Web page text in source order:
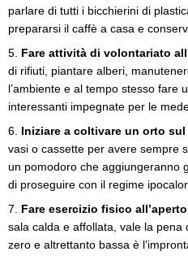
parlare di tutti i bicchierini di
prepararsi il caffè a casa e
5. Fare attività di volontariato
di rifiuti, piantare alberi,
l’ambiente e al tempo stesso fare
interessanti impegnate per le
6. Iniziare a coltivare un orto
vasi o cassette per avere sempre
un pomodoro che aggiungeranno
di proseguire con il regime
7. Fare esercizio fisico all’aperto
sala calda e affollata, vale la pena
zero e altrettanto bassa è